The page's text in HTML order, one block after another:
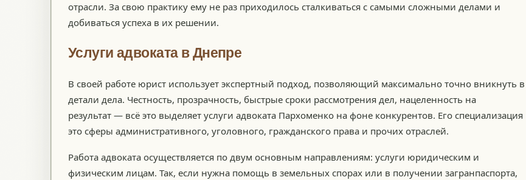
отрасли. За свою практику ему не раз приходилось сталкиваться с самыми сложными делами и
добиваться успеха в их решении.
Услуги адвоката в Днепре
В своей работе юрист использует экспертный подход, позволяющий максимально точно вникнуть в
детали дела. Честность, прозрачность, быстрые сроки рассмотрения дел, нацеленность на
результат — всё это выделяет услуги адвоката Пархоменко на фоне конкурентов. Его специализация
это сферы административного, уголовного, гражданского права и прочих отраслей.
Работа адвоката осуществляется по двум основным направлениям: услуги юридическим и
физическим лицам. Так, если нужна помощь в земельных спорах или в получении загранпаспорта,